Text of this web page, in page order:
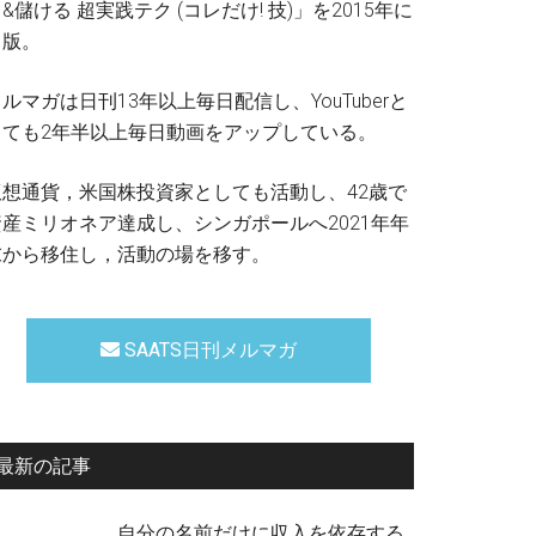
儲ける 超実践テク (コレだけ! 技)」を2015年に
。
マガは日刊13年以上毎日配信し、YouTuberと
も2年半以上毎日動画をアップしている。
通貨，米国株投資家としても活動し、42歳で
ミリオネア達成し、シンガポールへ2021年年
ら移住し，活動の場を移す。
SAATS日刊メルマガ
新の記事